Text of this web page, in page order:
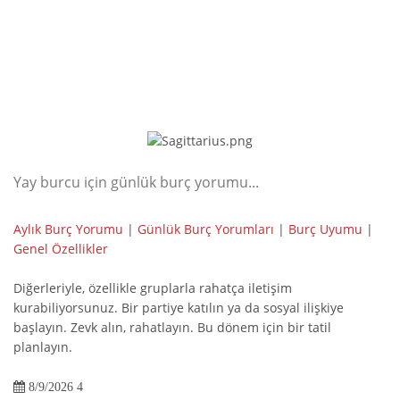
Yay burcu için günlük burç yorumu...
Aylık Burç Yorumu | Günlük Burç Yorumları | Burç Uyumu |
Genel Özellikler
Diğerleriyle, özellikle gruplarla rahatça iletişim
kurabiliyorsunuz. Bir partiye katılın ya da sosyal ilişkiye
başlayın. Zevk alın, rahatlayın. Bu dönem için bir tatil
planlayın.
8/9/2026 4